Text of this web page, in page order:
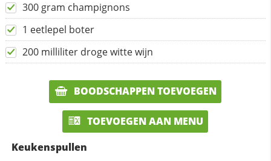
300 gram champignons
1 eetlepel boter
200 milliliter droge witte wijn
BOODSCHAPPEN TOEVOEGEN
TOEVOEGEN AAN MENU
Keukenspullen